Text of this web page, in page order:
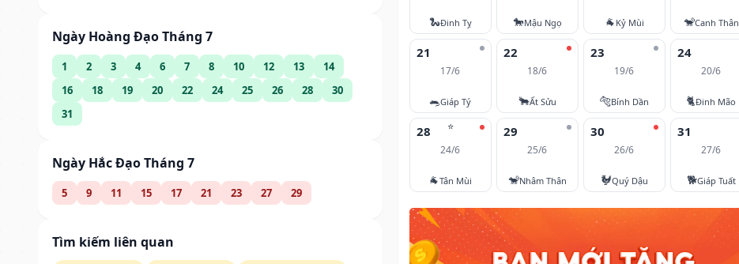
Ngày Hoàng Đạo Tháng 7
1 2 3 4 6 7 8 10 12 13
14
16
18 19 20 22 24 25 26 28
30
31
Ngày Hắc Đạo Tháng 7
5 9 11 15 17 21 23 27 29
Tìm kiếm liên quan
🐍Đinh Tỵ 🐎Mậu Ngọ 🐐 Kỷ Mùi 🐒Canh Thân
21
17/6
🐀Giáp Tý
22
18/6
🐂Ất Sửu
23
19/6
🐅Bính Dần
24
20/6
🐈Đinh Mão
⭐
28
24/6
🐐Tân Mùi
29
25/6
🐒Nhâm Thân
30
26/6
🐓Quý Dậu
31
27/6
🐕Giáp Tuất